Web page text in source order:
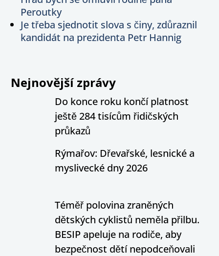
Peroutky
Je třeba sjednotit slova s činy, zdůraznil
kandidát na prezidenta Petr Hannig
Nejnovější zprávy
Do konce roku končí platnost
ještě 284 tisícům řidičských
průkazů
Rýmařov: Dřevařské, lesnické a
myslivecké dny 2026
Téměř polovina zraněných
dětských cyklistů neměla přilbu.
BESIP apeluje na rodiče, aby
bezpečnost dětí nepodceňovali